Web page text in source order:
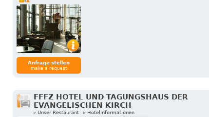
Anfrage stellen
make a request
FFFZ HOTEL UND TAGUNGSHAUS DER
EVANGELISCHEN KIRCH
▹ Unser Restaurant ▹ Hotelinformationen